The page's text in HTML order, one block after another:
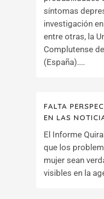
síntomas
investigación
entre otras, la
Complutense
(España)....
FALTA
EN LAS
El Informe
que los
mujer sean
visibles en la